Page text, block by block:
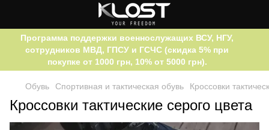
Программа поддержки военнослужащих ВСУ, НГУ,
сотрудников МВД, ГПСУ и ГСЧС (скидка 5% при
покупке от 1000 грн, 10% от 5000 грн).
Обувь Спортивная и тактическая обувь Кроссовки
Кроссовки тактические серого цвета